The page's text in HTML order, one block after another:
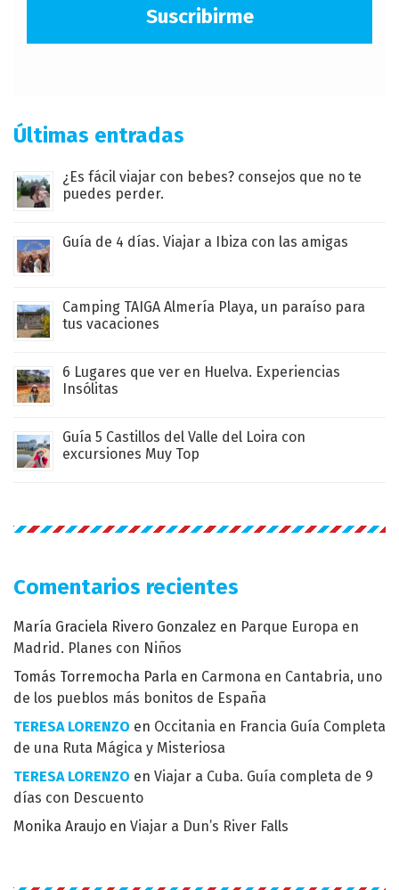
Suscribirme
Últimas entradas
¿Es fácil viajar con bebes? consejos que no te
puedes perder.
Guía de 4 días. Viajar a Ibiza con las amigas
Camping TAIGA Almería Playa, un paraíso para
tus vacaciones
6 Lugares que ver en Huelva. Experiencias
Insólitas
Guía 5 Castillos del Valle del Loira con
excursiones Muy Top
Comentarios recientes
María Graciela Rivero Gonzalez en Parque Europa en
Madrid. Planes con Niños
Tomás Torremocha Parla en Carmona en Cantabria, uno
de los pueblos más bonitos de España
TERESA LORENZO en Occitania en Francia Guía Completa
de una Ruta Mágica y Misteriosa
TERESA LORENZO en Viajar a Cuba. Guía completa de 9
días con Descuento
Monika Araujo en Viajar a Dun’s River Falls